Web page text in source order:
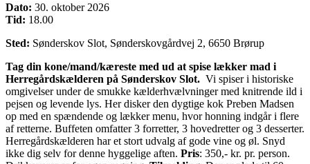
Dato: 30. oktober 2026
Tid: 18.00
Sted: Sønderskov Slot, Sønderskovgårdvej 2, 6650 Brørup
Tag din kone/mand/kæreste med ud at spise lækker mad i
Herregårdskælderen på Sønderskov Slot. Vi spiser i historiske
omgivelser under de smukke kælderhvælvninger med knitrende ild i
pejsen og levende lys. Her disker den dygtige kok Preben Madsen
op med en spændende og lækker menu, hvor honning indgår i flere
af retterne. Buffeten omfatter 3 forretter, 3 hovedretter og 3 desserter.
Herregårdskælderen har et stort udvalg af gode vine og øl. Snyd
ikke dig selv for denne hyggelige aften. Pris: 350,- kr. pr. person.